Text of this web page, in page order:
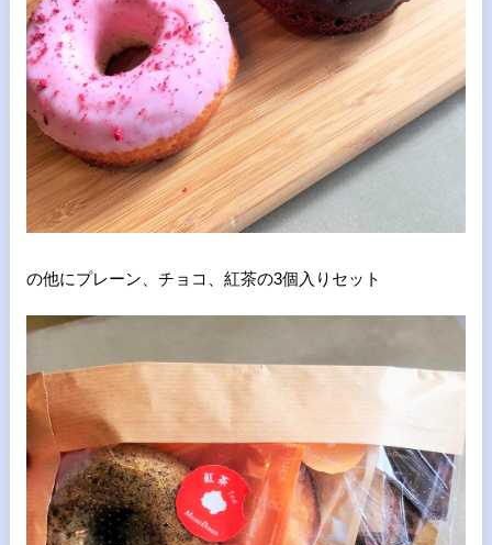
の他にプレーン、チョコ、紅茶の3個入りセット